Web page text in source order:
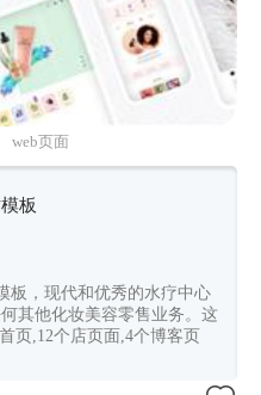
web页面
板
板，现代和优秀的水疗中心
其他化妆美容零售业务。这
页,12个店页面,4个博客页